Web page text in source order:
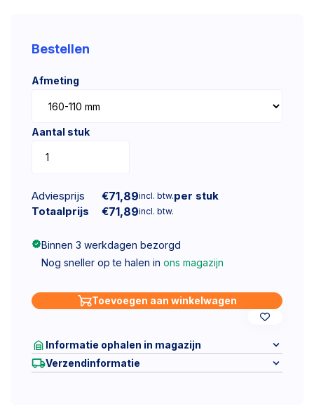
Bestellen
Afmeting
Aantal stuk
Adviesprijs €71,89incl. btw.per stuk
Totaalprijs
€71,89incl. btw.
Binnen 3 werkdagen bezorgd
Nog sneller op te halen in ons magazijn
Toevoegen aan winkelwagen
Informatie ophalen in magazijn
Verzendinformatie